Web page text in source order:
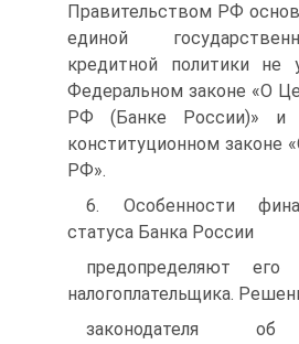
Правительством РФ
единой
кредитной политики не
Федеральном законе «О
РФ (Банке России)» и
конституционном законе
РФ».
6. Особенности
статуса Банка России
предопределяют
налогоплательщика.
законодателя об